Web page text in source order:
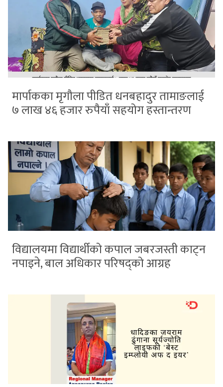
मार्पाकका मृगौला पीडित धनबहादुर तामाङलाई
७ लाख ४६ हजार रुपैयाँ सहयोग हस्तान्तरण
विद्यालयमा विद्यार्थीको कपाल जबरजस्ती काट्न
नपाइने, बाल अधिकार परिषद्को आग्रह